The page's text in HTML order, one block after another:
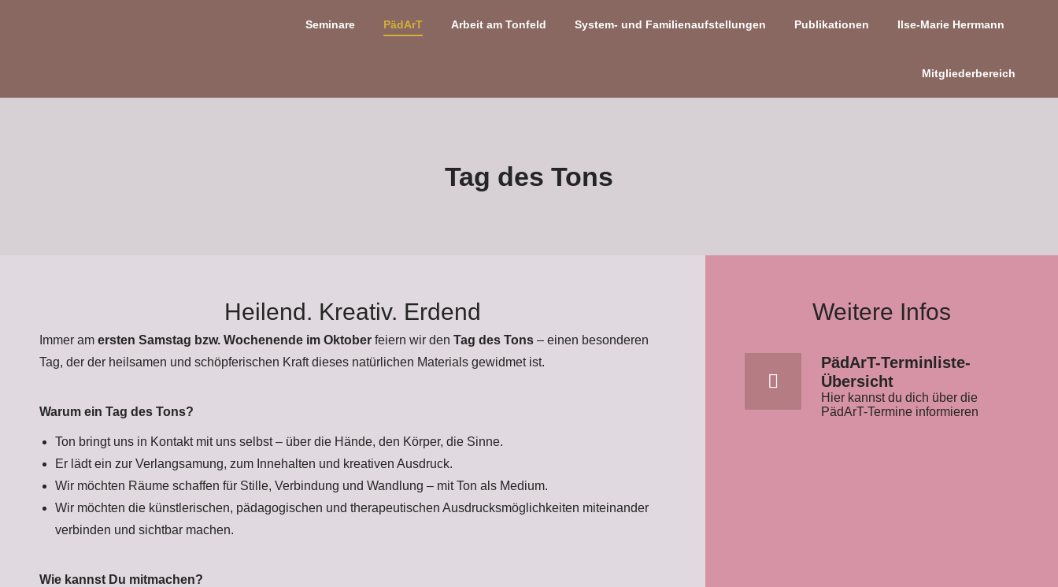
Seminare PädArT Arbeit am Tonfeld System- und Familienaufstellungen Publikationen Ilse-Marie Herrmann
Mitgliederbereich
Tag des Tons
Heilend. Kreativ. Erdend
Immer am ersten Samstag bzw. Wochenende im Oktober feiern wir den Tag des Tons – einen besonderen
Tag, der der heilsamen und schöpferischen Kraft dieses natürlichen Materials gewidmet ist.
Warum ein Tag des Tons?
Ton bringt uns in Kontakt mit uns selbst – über die Hände, den Körper, die Sinne.
Er lädt ein zur Verlangsamung, zum Innehalten und kreativen Ausdruck.
Wir möchten Räume schaffen für Stille, Verbindung und Wandlung – mit Ton als Medium.
Wir möchten die künstlerischen, pädagogischen und therapeutischen Ausdrucksmöglichkeiten miteinander
verbinden und sichtbar machen.
Wie kannst Du mitmachen?
Weitere Infos
PädArT-Terminliste-
Übersicht
Hier kannst du dich über die
PädArT-Termine informieren